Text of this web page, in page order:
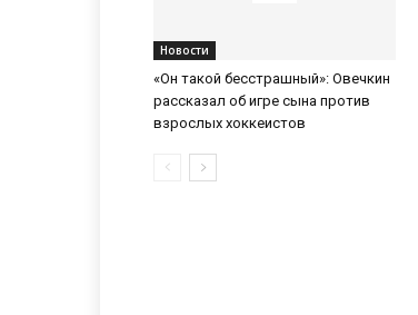
Новости
«Он такой бесстрашный»: Овечкин
рассказал об игре сына против
взрослых хоккеистов